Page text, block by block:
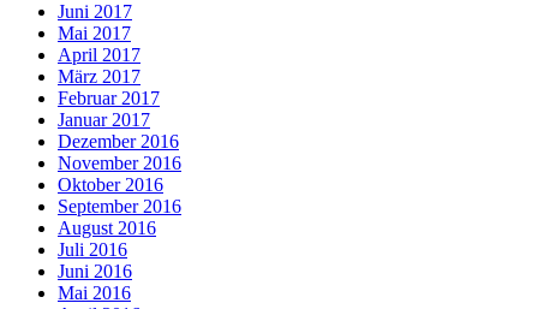
Juni 2017
Mai 2017
April 2017
März 2017
Februar 2017
Januar 2017
Dezember 2016
November 2016
Oktober 2016
September 2016
August 2016
Juli 2016
Juni 2016
Mai 2016